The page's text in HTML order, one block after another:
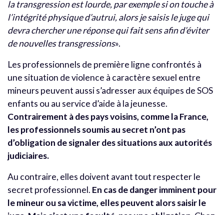
la transgression est lourde, par exemple si on touche à
l’intégrité physique d’autrui, alors je saisis le juge qui
devra chercher une réponse qui fait sens afin d’éviter
de nouvelles transgressions».
Les professionnels de première ligne confrontés à
une situation de violence à caractère sexuel entre
mineurs peuvent aussi s’adresser aux équipes de SOS
enfants ou au service d’aide à la jeunesse.
Contrairement à des pays voisins, comme la France,
les professionnels soumis au secret n’ont pas
d’obligation de signaler des situations aux autorités
judiciaires.
Au contraire, elles doivent avant tout respecter le
secret professionnel. En cas de danger imminent pour
le mineur ou sa victime, elles peuvent alors saisir le